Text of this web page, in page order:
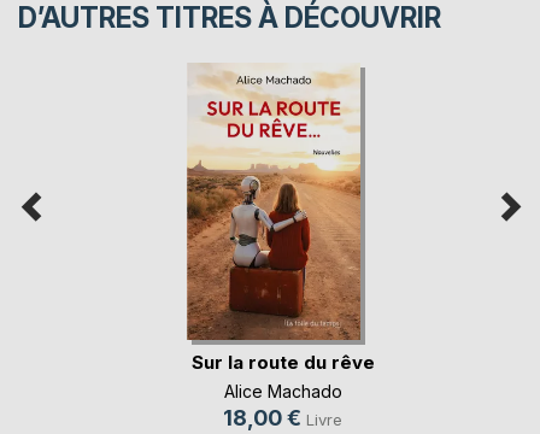
D’AUTRES TITRES À DÉCOUVRIR
Sur la route du rêve
Alice Machado
18,00 € Livre